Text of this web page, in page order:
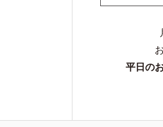
平日の